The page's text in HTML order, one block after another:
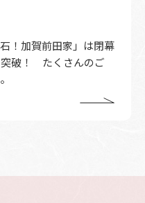
！加賀前田家」は閉幕
突破！ たくさんのご